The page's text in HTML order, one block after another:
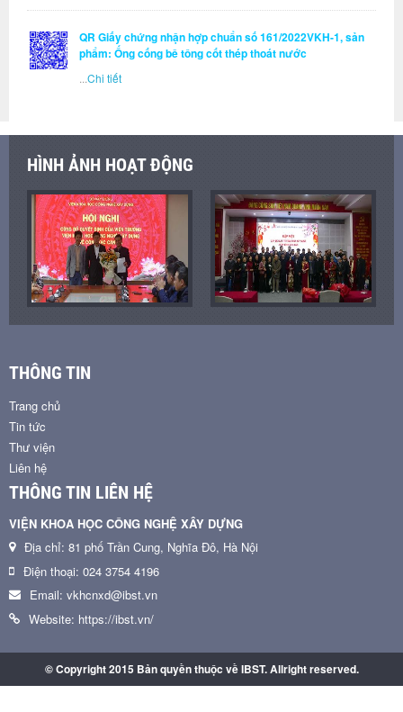
QR Giấy chứng nhận hợp chuẩn số 161/2022VKH-1, sản
phẩm: Ống cống bê tông cốt thép thoát nước
Chi tiết
HÌNH ẢNH HOẠT ĐỘNG
THÔNG TIN
Trang chủ
Tin tức
Thư viện
Liên hệ
THÔNG TIN LIÊN HỆ
VIỆN KHOA HỌC CÔNG NGHỆ XÂY DỰNG
Địa chỉ: 81 phố Trần Cung, Nghĩa Đô, Hà Nội
Điện thoại: 024 3754 4196
Email: vkhcnxd@ibst.vn
Website: https://ibst.vn/
© Copyright 2015 Bản quyền thuộc về IBST. Allright reserved.